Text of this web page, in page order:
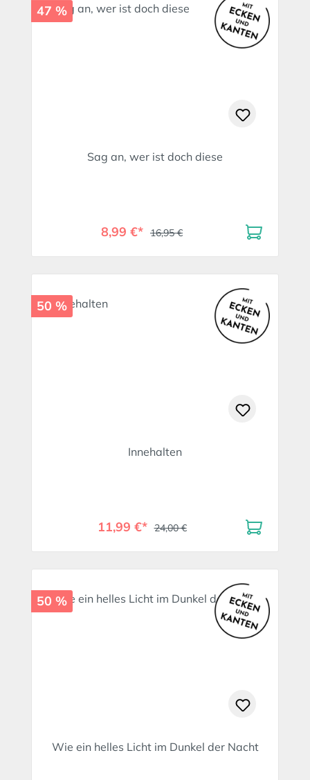
47 %
Sag an, wer ist doch diese
8,99 €* 16,95 €
50 %
Innehalten
11,99 €* 24,00 €
50 %
Wie ein helles Licht im Dunkel der Nacht